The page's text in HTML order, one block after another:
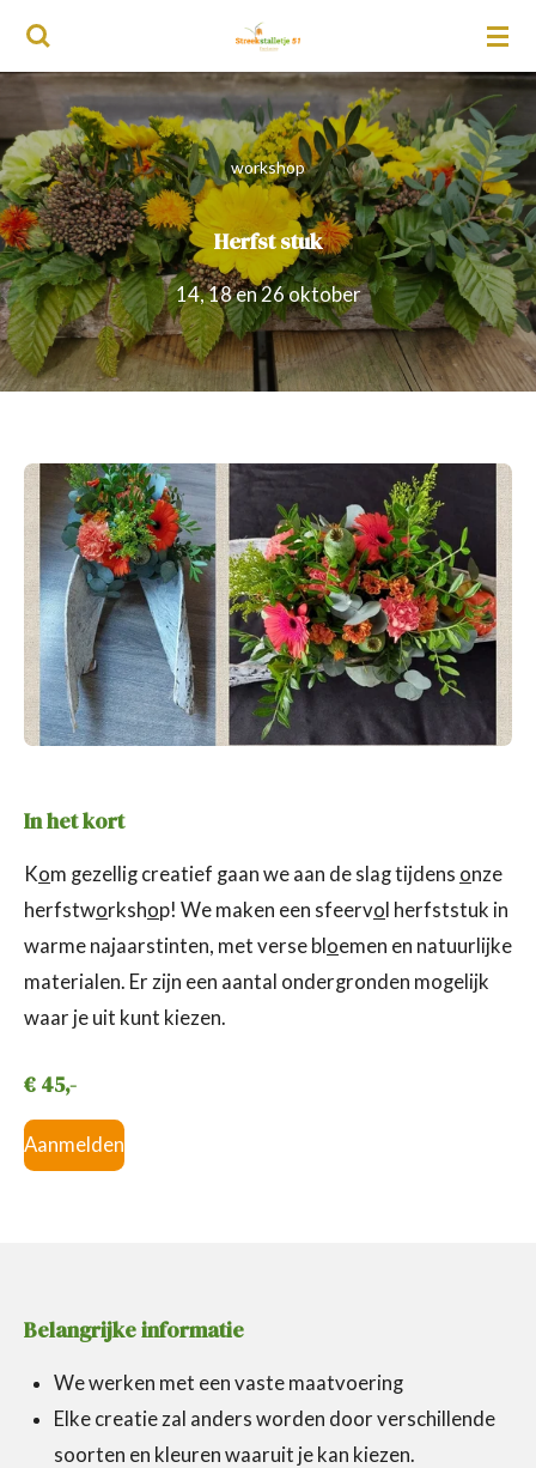
Ga
naar
de
hoofdinhoud
workshop
Herfst stuk
14, 18 en 26 oktober
In het kort
Kom gezellig creatief gaan we aan de slag tijdens onze
herfstworkshop! We maken een sfeervol herfststuk in
warme najaarstinten, met verse bloemen en natuurlijke
materialen. Er zijn een aantal ondergronden mogelijk
waar je uit kunt kiezen.
€ 45,-
Aanmelden
Belangrijke informatie
We werken met een vaste maatvoering
Elke creatie zal anders worden door verschillende
soorten en kleuren waaruit je kan kiezen.